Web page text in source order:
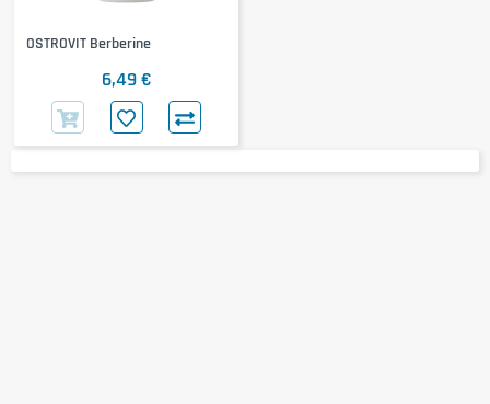
OSTROVIT Berberine
6,49 €